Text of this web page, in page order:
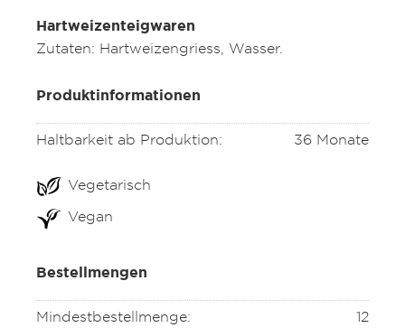
Hartweizenteigwaren
Zutaten: Hartweizengriess, Wasser.
Produktinformationen
Haltbarkeit ab Produktion: 36 Monate
Vegetarisch
Vegan
Bestellmengen
Mindestbestellmenge:
12